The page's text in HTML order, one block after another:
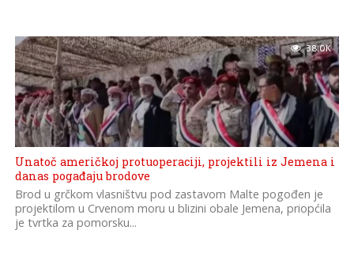
38.0K
Unatoč američkoj protuoperaciji, projektili iz Jemena i
danas pogađaju brodove
Brod u grčkom vlasništvu pod zastavom Malte pogođen je
projektilom u Crvenom moru u blizini obale Jemena, priopćila
je tvrtka za pomorsku...